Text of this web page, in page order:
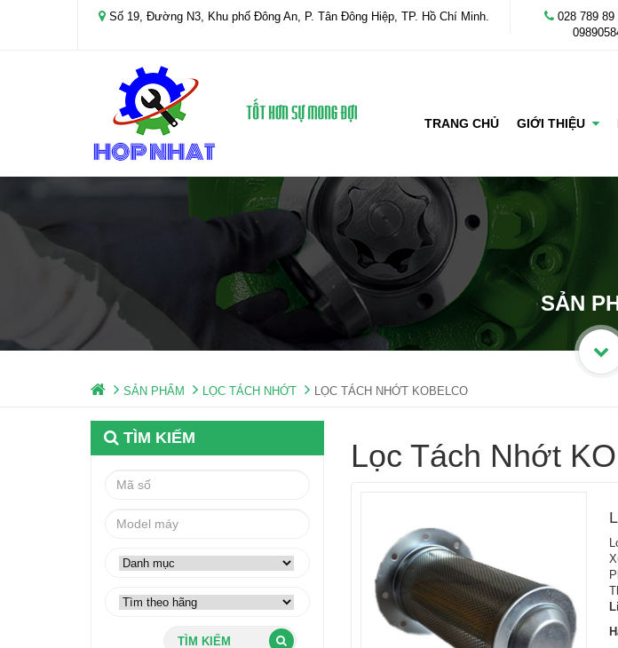
Số 19, Đường N3, Khu phố Đông An, P. Tân Đông Hiệp, TP. Hồ Chí Minh. 028 789
TRANG CHỦ GIỚI THIỆU
SẢN
SẢN PHẨM LỌC TÁCH NHỚT LỌC TÁCH NHỚT KOBELCO
Lọc Tách Nhớt
TÌM KIẾM
TÌM KIẾM